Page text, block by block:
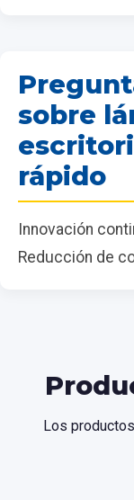
sobre
rápido
Innovación
Reducción de
Los